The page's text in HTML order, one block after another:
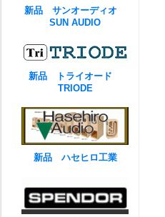
新品 サンオーディオ
SUN AUDIO
新品 トライオード
TRIODE
新品 ハセヒロ工業